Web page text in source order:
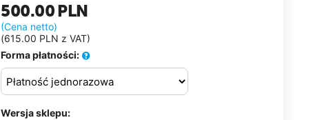
500.00PLN
(Cena netto)
(615.00 PLN z VAT)
Forma płatności:
Wersja sklepu: